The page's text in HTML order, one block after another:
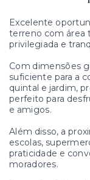
Excelente
terreno com área
privilegiada e
Com dimensões
suficiente para a
quintal e jardim,
perfeito para
e amigos.
Além disso, a
escolas,
praticidade e
moradores.